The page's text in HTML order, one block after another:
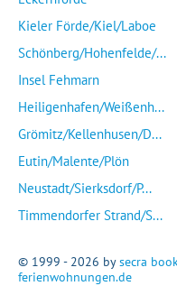
Kieler Förde/Kiel/Laboe
Schönberg/Hohenfelde/...
Insel Fehmarn
Heiligenhafen/Weißenh...
Grömitz/Kellenhusen/D...
Eutin/Malente/Plön
Neustadt/Sierksdorf/P...
Timmendorfer Strand/S...
© 1999 - 2026 bysecra
ferienwohnungen.de